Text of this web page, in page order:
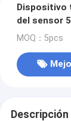
Dispositivo
del sensor
MOQ：5pcs